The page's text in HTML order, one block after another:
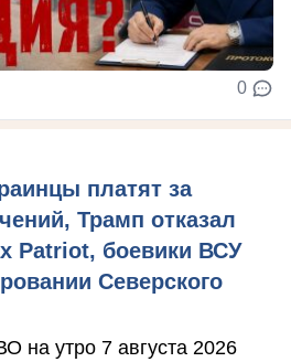
0
платят за
Трамп отказал
Patriot, боевики ВСУ
Северского
на утро 7 августа 2026